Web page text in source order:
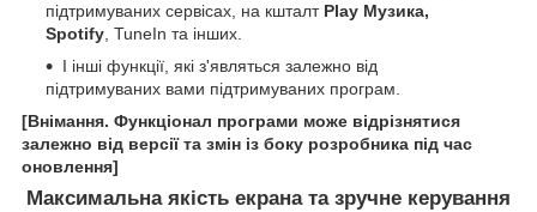
підтримуваних сервісах, на кшталт Play Музика,
Spotify, TuneIn та інших.
І інші функції, які з'являться залежно від
підтримуваних вами підтримуваних програм.
[Внімання. Функціонал програми може відрізнятися
залежно від версії та змін із боку розробника під час
оновлення]
Максимальна якість екрана та зручне керування